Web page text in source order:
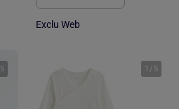
Exclu Web
5 1 / 5